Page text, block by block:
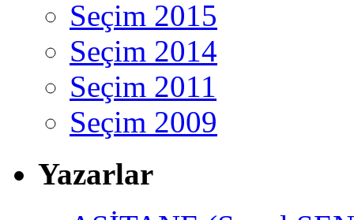
Seçim 2015
Seçim 2014
Seçim 2011
Seçim 2009
Yazarlar